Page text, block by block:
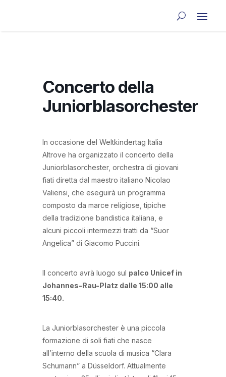
Concerto della
Juniorblasorchester
In occasione del Weltkindertag Italia
Altrove ha organizzato il concerto della
Juniorblasorchester, orchestra di giovani
fiati diretta dal maestro italiano Nicolao
Valiensi, che eseguirà un programma
composto da marce religiose, tipiche
della tradizione bandistica italiana, e
alcuni piccoli intermezzi tratti da “Suor
Angelica” di Giacomo Puccini.
Il concerto avrà luogo sul palco Unicef in
Johannes-Rau-Platz dalle 15:00 alle
15:40.
La Juniorblasorchester è una piccola
formazione di soli fiati che nasce
all’interno della scuola di musica “Clara
Schumann” a Düsseldorf. Attualmente